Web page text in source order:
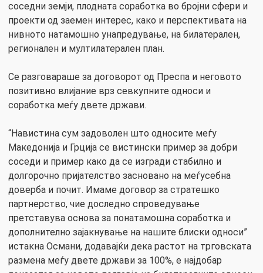
соседни земји, плодната соработка во бројни сфери и
проекти од заемен интерес, како и перспективата на
нивното натамошно унапредување, на билатерален,
регионален и мултилатерален план.
Се разговараше за договорот од Преспа и неговото
позитивно влијание врз севкупните односи и
соработка меѓу двете држави.
“Навистина сум задоволен што односите меѓу
Македонија и Грција се вистински пример за добри
соседи и пример како да се изгради стабилно и
долгорочно пријателство засновано на меѓусебна
доверба и почит. Имаме договор за стратешко
партнерство, чие доследно спроведување
претставува основа за понатамошна соработка и
дополнително зајакнување на нашите блиски односи”
истакна Османи, додавајќи дека растот на трговската
размена меѓу двете држави за 100%, е најдобар